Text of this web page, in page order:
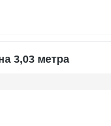
3,03 метра